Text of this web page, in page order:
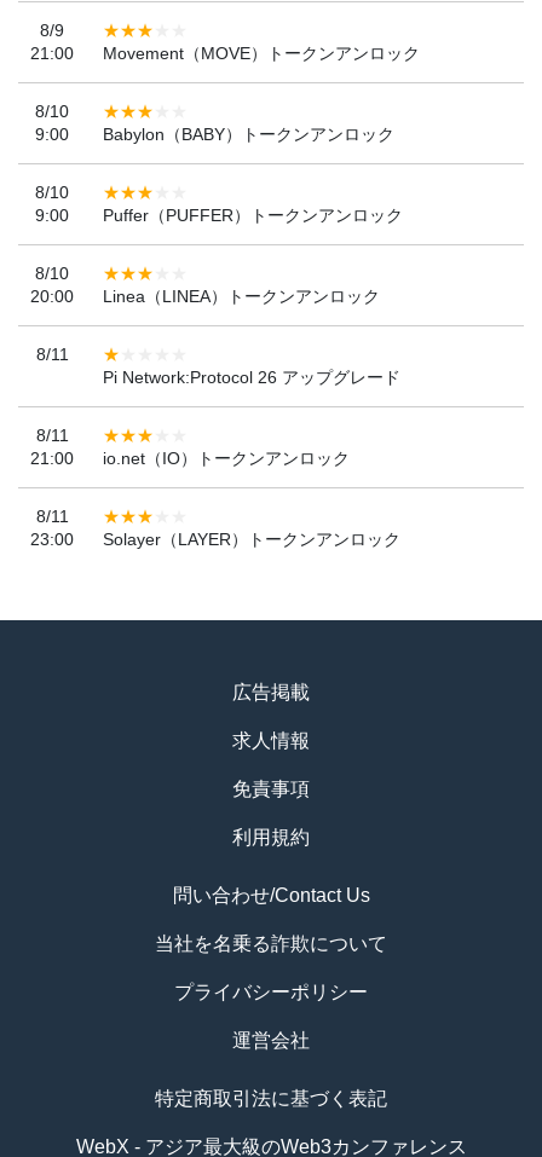
8/9
21:00
Movement（MOVE）トークンアンロック
8/10
9:00
Babylon（BABY）トークンアンロック
8/10
9:00
Puffer（PUFFER）トークンアンロック
8/10
20:00
Linea（LINEA）トークンアンロック
8/11
Pi Network:Protocol 26 アップグレード
8/11
21:00
io.net（IO）トークンアンロック
8/11
23:00
Solayer（LAYER）トークンアンロック
広告掲載
求人情報
免責事項
利用規約
問い合わせ/Contact Us
当社を名乗る詐欺について
プライバシーポリシー
運営会社
特定商取引法に基づく表記
WebX - アジア最大級のWeb3カンファレンス